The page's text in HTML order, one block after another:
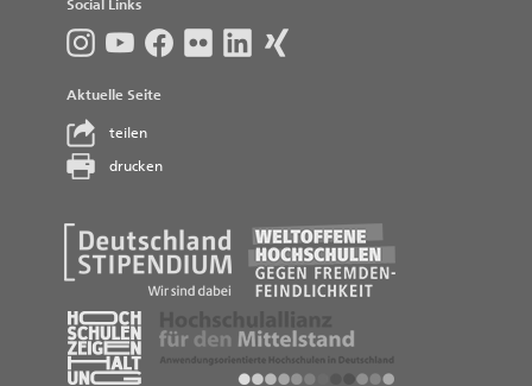
Social Links
Aktuelle Seite
teilen
drucken